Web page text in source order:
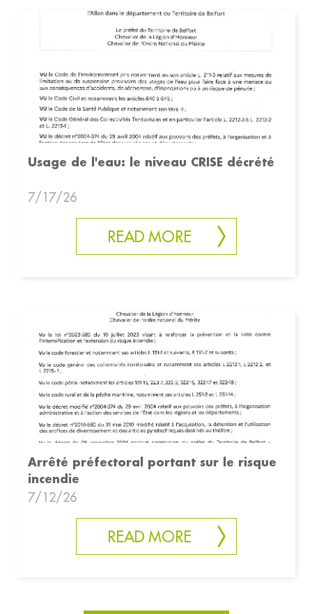
Usage de l'eau: le niveau CRISE décrété
7/17/26
READ MORE
Arrêté préfectoral portant sur le risque
incendie
7/12/26
READ MORE